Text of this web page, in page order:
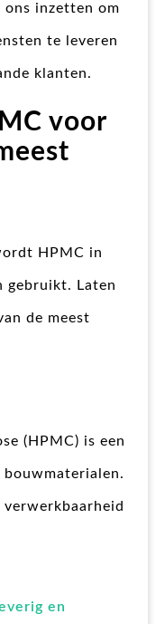
inzetten om
te leveren
klanten.
voor
HPMC in
gebruikt. Laten
de meest
(HPMC) is een
en